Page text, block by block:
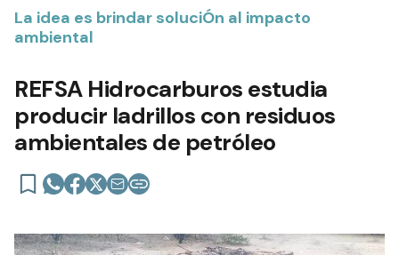
La idea es brindar soluciÓn al impacto
ambiental
REFSA Hidrocarburos estudia
producir ladrillos con residuos
ambientales de petróleo